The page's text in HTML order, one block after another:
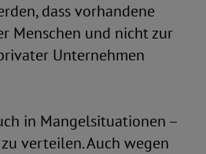
dass vorhandene
Menschen und nicht zur
Unternehmen
in Mangelsituationen –
verteilen. Auch wegen